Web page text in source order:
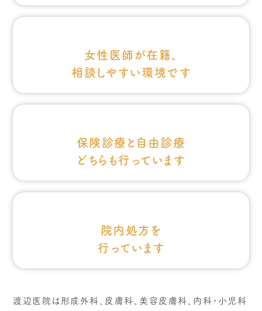
女性医師が在籍、
相談しやすい環境です
保険診療と自由診療
どちらも行っています
院内処方を
行っています
渡辺医院は形成外科、皮膚科、美容皮膚科、内科・小児科